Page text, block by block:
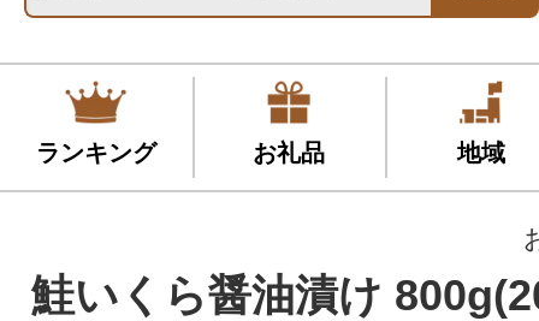
ランキング お礼品 地域
鮭いくら醤油漬け